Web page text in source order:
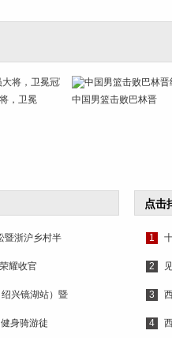
，卫冕 中国男篮击败巴林晋
暨浙沪乡村半
耀收官
兴镜湖站）暨
身骑游徒
点击
1
2
3
4